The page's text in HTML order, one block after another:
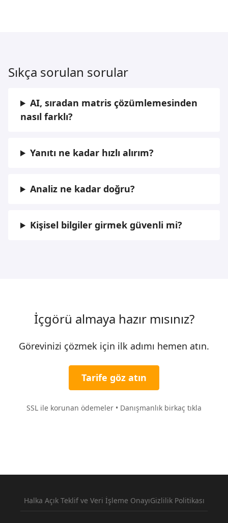
Sıkça sorulan sorular
AI, sıradan matris çözümlemesinden
nasıl farklı?
Yanıtı ne kadar hızlı alırım?
Analiz ne kadar doğru?
Kişisel bilgiler girmek güvenli mi?
İçgörü almaya hazır mısınız?
Görevinizi çözmek için ilk adımı hemen atın.
Tarife göz atın
SSL ile korunan ödemeler • Danışmanlık birkaç tıkla
Halka Açık Teklif ve Veri İşleme OnayıGizlilik Politikası